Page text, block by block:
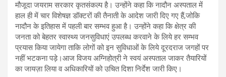
मौजूदा जयराम सरकार कृतसंकल्प है। उन्होंने कहा कि नादौन अस्पताल में
हाल ही में चार विशेषज्ञ डॉक्टरों की तैनाती के आदेश जारी दिए गए हैं,जोकि
नादौन के इतिहास में पहली बार सम्भव हुआ है। उन्होंने कहा कि क्षेत्र की
जनता को बेहतर स्वास्थ्य जनसुविधाएं उपलब्ध करवाने के लिये हर सम्भव
प्रयास किया जायेगा ताकि लोगों को इन सुविधाओं के लिये दूरदराज जगहों पर
नहीं भटकना पड़े।आज विजय अग्निहोत्री ने स्वयं अस्पताल जाकर तैयारियों
का जायज़ा लिया व अधिकारियों को उचित दिशा निर्देश जारी किए।